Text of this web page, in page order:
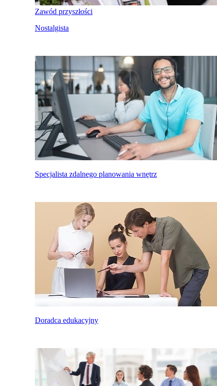
Zawód przyszłości
Nostalgista
Specjalista zdalnego planowania wnętrz
Doradca edukacyjny